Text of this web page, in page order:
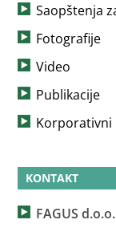
Saopštenja
Fotografije
Video
Publikacije
KONTAKT
FAGUS d.o.o.